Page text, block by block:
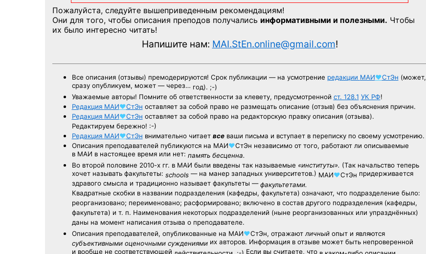
Пожалуйста, следуйте вышеприведенным рекомендациям!
Они для того, чтобы описания преподов получались информативными и полезными. Чтобы
их было интересно читать!
Напишите нам: MAI.StEn.online@gmail.com!
Все описания (отзывы) премодерируются! Срок публикации — на усмотрение редакции МАИ♥СтЭн (может,
сразу опубликуем, может — через… год). ;-)
Уважаемые авторы! Помните об ответственности за клевету, предусмотренной ст. 128.1 УК РФ!
Редакция МАИ♥СтЭн оставляет за собой право не размещать описание (отзыв) без объяснения причин.
Редакция МАИ♥СтЭн оставляет за собой право на редакторскую правку описания (отзыва).
Редактируем бережно! :-)
Редакция МАИ♥СтЭн внимательно читает всеваши письма и вступает в переписку по своему усмотрению.
Описания преподавателей публикуются на МАИ♥СтЭн независимо от того, работают ли описываемые
в МАИ в настоящее время или нет: память бесценна.
Во второй половине 2010-х гг. в МАИ были введены так называемые «институты». (Так начальство теперь
хочет называть факультеты: schools— на манер западных университетов.) МАИ♥СтЭн придерживается
здравого смысла и традиционно называет факультеты —факультетами.
Квадратные скобки в названии подразделения (кафедры, факультета) означают, что подразделение было:
реорганизовано; переименовано; расформировано; включено в состав другого подразделения (кафедры,
факультета) и т. п. Наименования некоторых подразделений (ныне реорганизованных или упразднённых)
даны на момент написания отзыва о преподавателе.
Описания преподавателей, опубликованные на МАИ♥СтЭн, отражают личныйопыт и являются
субъективными оценочными суждениямиих авторов. Информация в отзыве может быть непроверенной